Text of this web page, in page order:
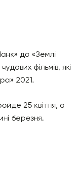
до «Землі
фільмів, які
2021.
25 квітня, а
березня.